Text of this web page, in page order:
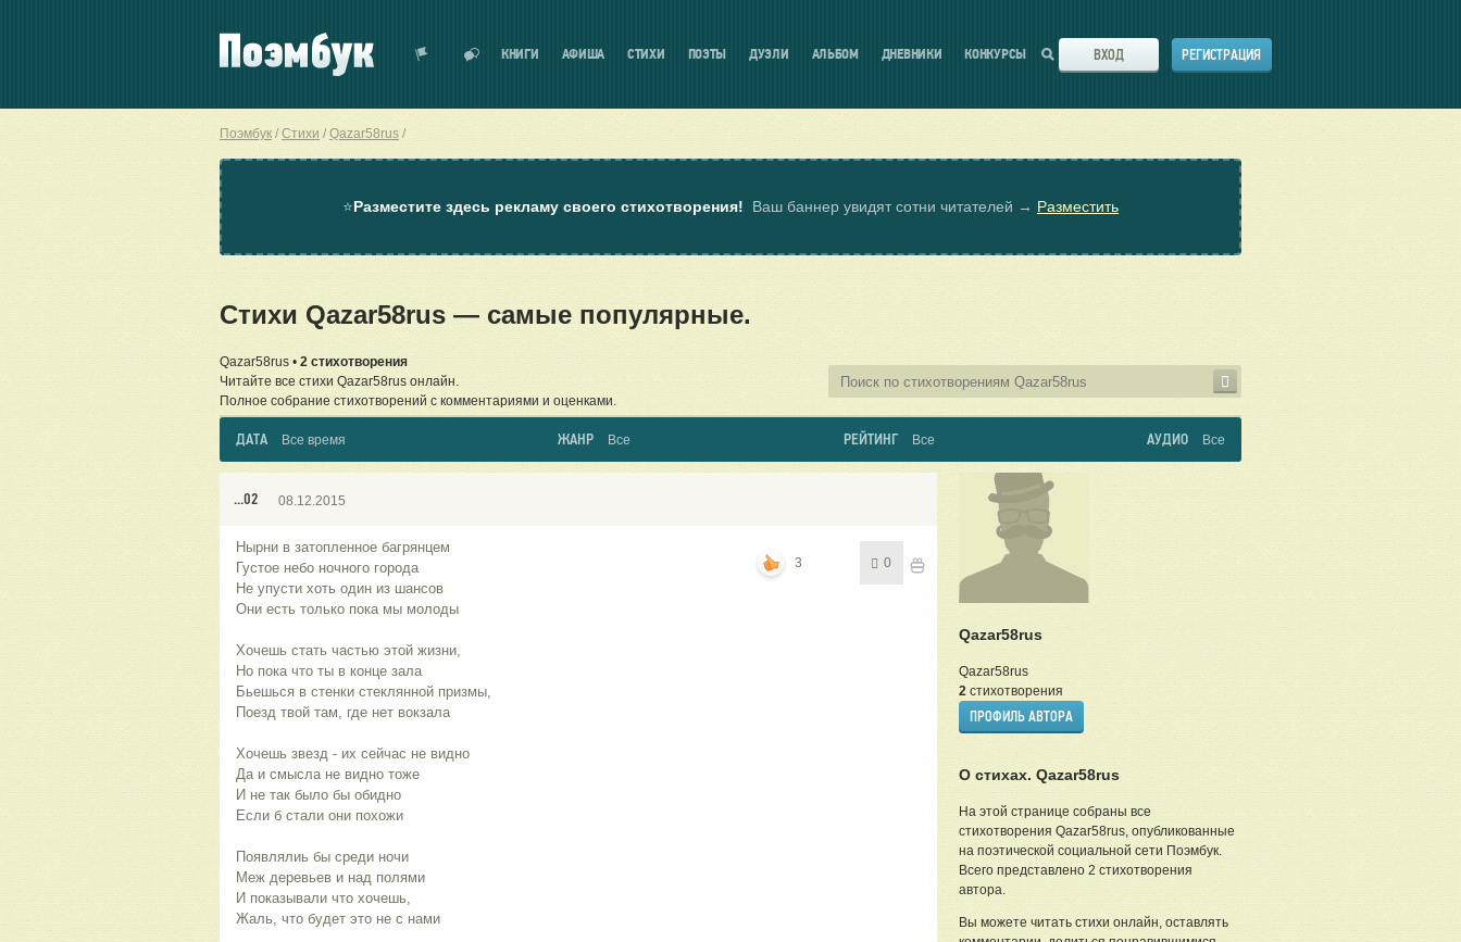
КНИГИ АФИША СТИХИ ПОЭТЫ ДУЭЛИ АЛЬБОМ ДНЕВНИКИ КОНКУРСЫ ВХОД РЕГИСТРАЦИЯ
Поэмбук Стихи Qazar58rus
⭐Разместите здесь рекламу своего стихотворения! Ваш баннер увидят сотни читателей → Разместить
Стихи Qazar58rus — самые популярные.
Qazar58rus • 2 стихотворения
Читайте все стихи Qazar58rus онлайн.
Полное собрание стихотворений с комментариями и оценками.
ДАТА Все время ЖАНР Все РЕЙТИНГ Все АУДИО Все
...02 08.12.2015
Нырни в затопленное багрянцем
Густое небо ночного города
Не упусти хоть один из шансов
Они есть только пока мы молоды
Хочешь стать частью этой жизни,
Но пока что ты в конце зала
Бьешься в стенки стеклянной призмы,
Поезд твой там, где нет вокзала
Хочешь звезд - их сейчас не видно
Да и смысла не видно тоже
И не так было бы обидно
Если б стали они похожи
Появлялиь бы среди ночи
Меж деревьев и над полями
И показывали что хочешь,
Жаль, что будет это не с нами
3 0
Qazar58rus
Qazar58rus
2стихотворения
ПРОФИЛЬ АВТОРА
О стихах. Qazar58rus
На этой странице собраны все
стихотворения Qazar58rus, опубликованные
на поэтической социальной сети Поэмбук.
Всего представлено 2 стихотворения
автора.
Вы можете читать стихи онлайн, оставлять